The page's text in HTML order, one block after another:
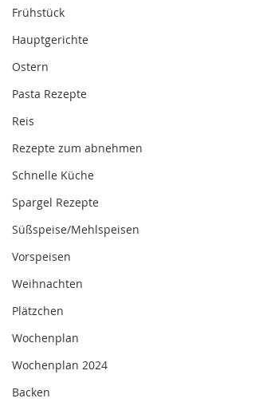
Frühstück
Hauptgerichte
Ostern
Pasta Rezepte
Reis
Rezepte zum abnehmen
Schnelle Küche
Spargel Rezepte
Süßspeise/Mehlspeisen
Vorspeisen
Weihnachten
Plätzchen
Wochenplan
Wochenplan 2024
Backen